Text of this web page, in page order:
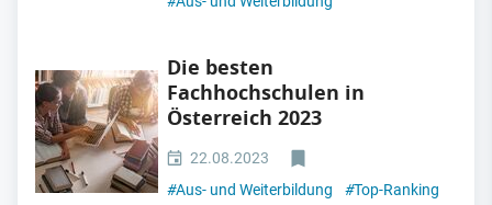
Die besten
Fachhochschulen in
Österreich 2023
22.08.2023
#Aus- und Weiterbildung #Top-Ranking